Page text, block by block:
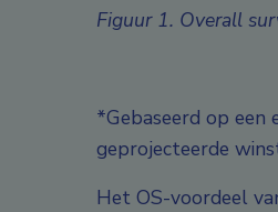
Figuur 1. Overall
*Gebaseerd op een
geprojecteerde
Het OS-voordeel